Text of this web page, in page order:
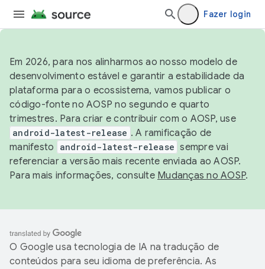
Fazer login
Em 2026, para nos alinharmos ao nosso modelo de
desenvolvimento estável e garantir a estabilidade da
plataforma para o ecossistema, vamos publicar o
código-fonte no AOSP no segundo e quarto
trimestres. Para criar e contribuir com o AOSP, use
android-latest-release . A ramificação de
manifesto
android-latest-release sempre vai
referenciar a versão mais recente enviada ao AOSP.
Para mais informações, consulte Mudanças no AOSP.
O Google usa tecnologia de IA na tradução de
conteúdos para seu idioma de preferência. As